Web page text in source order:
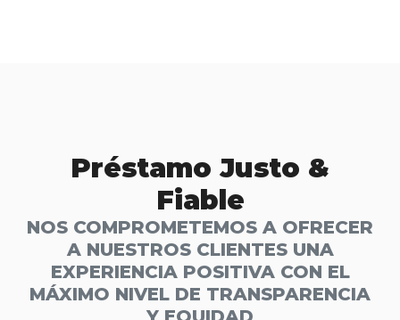
Préstamo Justo &
Fiable
NOS COMPROMETEMOS A OFRECER
A NUESTROS CLIENTES UNA
EXPERIENCIA POSITIVA CON EL
MÁXIMO NIVEL DE TRANSPARENCIA